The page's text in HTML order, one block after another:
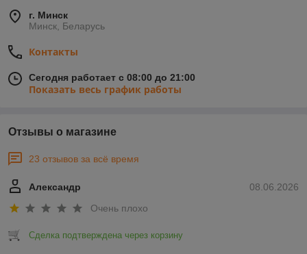
г. Минск
Минск, Беларусь
Контакты
Сегодня работает с 08:00 до 21:00
Показать весь график работы
Отзывы о магазине
23 отзывов за всё время
08.06.2026
Александр
Очень плохо
Сделка подтверждена через корзину